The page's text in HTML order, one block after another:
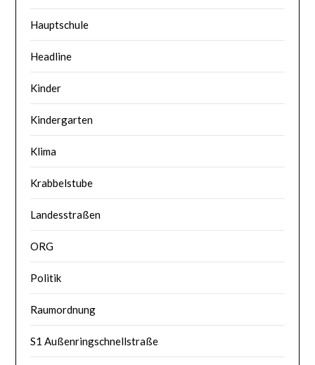
Hauptschule
Headline
Kinder
Kindergarten
Klima
Krabbelstube
Landesstraßen
ORG
Politik
Raumordnung
S1 Außenringschnellstraße